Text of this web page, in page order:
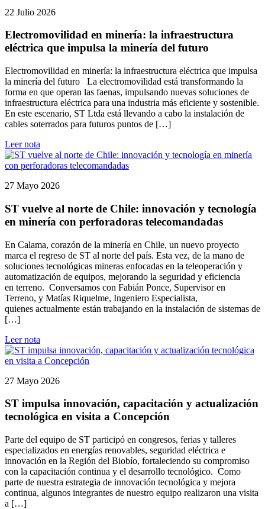
22 Julio 2026
Electromovilidad en minería: la infraestructura
eléctrica que impulsa la minería del futuro
Electromovilidad en minería: la infraestructura eléctrica que impulsa
la minería del futuro La electromovilidad está transformando la
forma en que operan las faenas, impulsando nuevas soluciones de
infraestructura eléctrica para una industria más eficiente y sostenible.
En este escenario, ST Ltda está llevando a cabo la instalación de
cables soterrados para futuros puntos de […]
Leer nota
27 Mayo 2026
ST vuelve al norte de Chile: innovación y tecnología
en minería con perforadoras telecomandadas
En Calama, corazón de la minería en Chile, un nuevo proyecto
marca el regreso de ST al norte del país. Esta vez, de la mano de
soluciones tecnológicas mineras enfocadas en la teleoperación y
automatización de equipos, mejorando la seguridad y eficiencia
en terreno. Conversamos con Fabián Ponce, Supervisor en
Terreno, y Matías Riquelme, Ingeniero Especialista,
quienes actualmente están trabajando en la instalación de sistemas de
[…]
Leer nota
27 Mayo 2026
ST impulsa innovación, capacitación y actualización
tecnológica en visita a Concepción
Parte del equipo de ST participó en congresos, ferias y talleres
especializados en energías renovables, seguridad eléctrica e
innovación en la Región del Biobío, fortaleciendo su compromiso
con la capacitación continua y el desarrollo tecnológico. Como
parte de nuestra estrategia de innovación tecnológica y mejora
continua, algunos integrantes de nuestro equipo realizaron una visita
a […]